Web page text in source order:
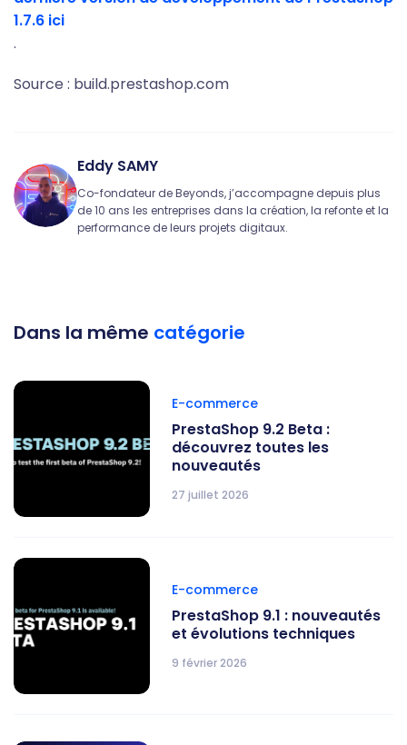
1.7.6 ici
.
Source : build.prestashop.com
Eddy SAMY
Co-fondateur de Beyonds, j’accompagne depuis plus
de 10 ans les entreprises dans la création, la refonte et la
performance de leurs projets digitaux.
Dans la même catégorie
E-commerce
PrestaShop 9.2 Beta :
découvrez toutes les
nouveautés
27 juillet 2026
E-commerce
PrestaShop 9.1 : nouveautés
et évolutions techniques
9 février 2026